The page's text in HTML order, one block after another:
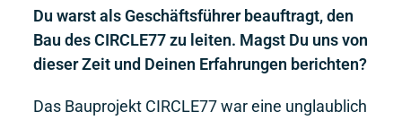
Du warst als Geschäftsführer beauftragt, den
Bau des CIRCLE77 zu leiten. Magst Du uns von
dieser Zeit und Deinen Erfahrungen berichten?
Das Bauprojekt CIRCLE77 war eine unglaublich